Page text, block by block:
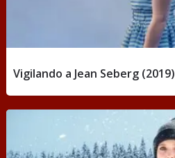
Vigilando a Jean Seberg (2019)